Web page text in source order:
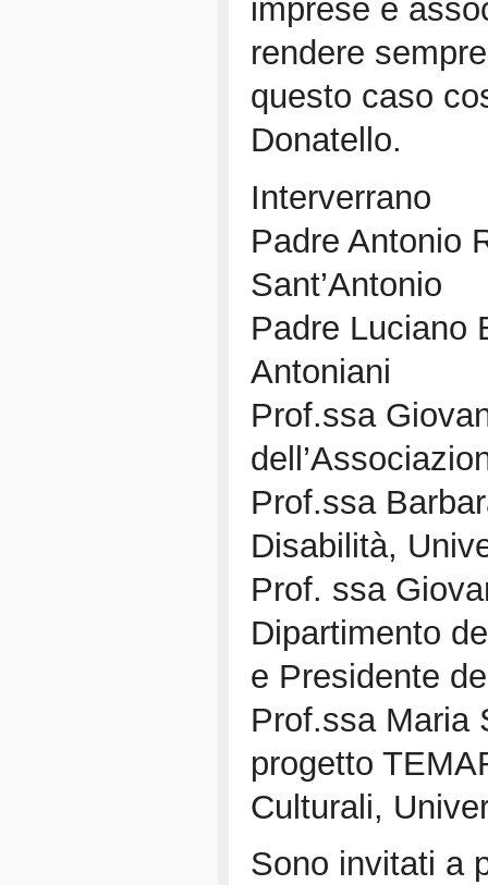
imprese e
rendere
questo caso
Donatello.
Interverrano
Padre Antonio
Sant’Antonio
Padre Luciano
Antoniani
Prof.ssa
Prof.ssa
Disabilità,
Prof. ssa
Dipartimento
e Presidente
Prof.ssa Maria
progetto
Culturali,
Sono invitati a